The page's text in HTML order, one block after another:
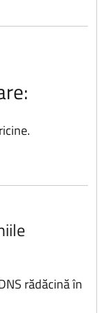
rădăcină în